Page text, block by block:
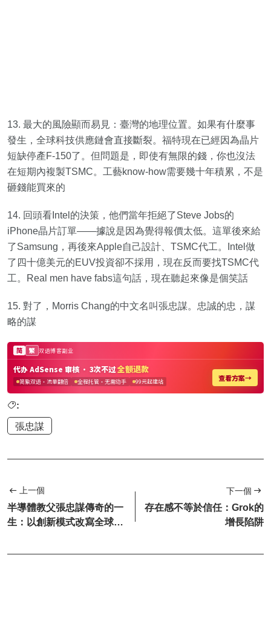
13. 最大的風險顯而易見：臺灣的地理位置。如果有什麼事
發生，全球科技供應鏈會直接斷裂。福特現在已經因為晶片
短缺停產F-150了。但問題是，即使有無限的錢，你也沒法
在短期內複製TSMC。工藝know-how需要幾十年積累，不是
砸錢能買來的
14. 回頭看Intel的決策，他們當年拒絕了Steve Jobs的
iPhone晶片訂單——據說是因為覺得報價太低。這單後來給
了Samsung，再後來Apple自己設計、TSMC代工。Intel做
了四十億美元的EUV投資卻不採用，現在反而要找TSMC代
工。Real men have fabs這句話，現在聽起來像是個笑話
15. 對了，Morris Chang的中文名叫張忠謀。忠誠的忠，謀
略的謀
:
張忠謀
上一個
半導體教父張忠謀傳奇的一
生：以創新模式改寫全球科
下一個
存在感不等於信任：Grok的
增長陷阱